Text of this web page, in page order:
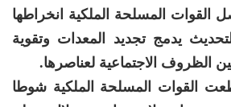
القوات المسلحة الملكية انخراطها
يدمج تجديد المعدات وتقوية
الظروف الاجتماعية لعناصرها.
2026، قطعت القوات المسلحة الملكية شوطا